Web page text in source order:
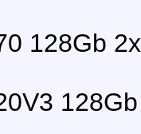
128Gb